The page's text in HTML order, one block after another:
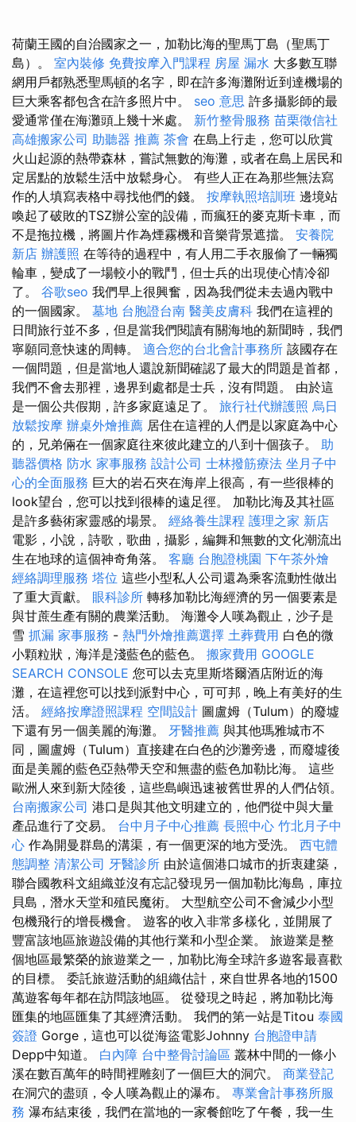
荷蘭王國的自治國家之一，加勒比海的聖馬丁島（聖馬丁
島）。 室內裝修 免費按摩入門課程 房屋 漏水 大多數互聯
網用戶都熟悉聖馬頓的名字，即在許多海灘附近到達機場的
巨大乘客都包含在許多照片中。 seo 意思 許多攝影師的最
愛通常僅在海灘頭上幾十米處。 新竹整骨服務 苗栗徵信社
高雄搬家公司 助聽器 推薦 茶會 在島上行走，您可以欣賞
火山起源的熱帶森林，嘗試無數的海灘，或者在島上居民和
定居點的放鬆生活中放鬆身心。 有些人正在為那些無法寫
作的人填寫表格中尋找他們的錢。 按摩執照培訓班 邊境站
喚起了破敗的TSZ辦公室的設備，而瘋狂的麥克斯卡車，而
不是拖拉機，將圖片作為煙霧機和音樂背景遮擋。 安養院
新店 辦護照 在等待的過程中，有人用二手衣服偷了一輛獨
輪車，變成了一場較小的戰鬥，但士兵的出現使心情冷卻
了。 谷歌seo 我們早上很興奮，因為我們從未去過內戰中
的一個國家。 墓地 台胞證台南 醫美皮膚科 我們在這裡的
日間旅行並不多，但是當我們閱讀有關海地的新聞時，我們
寧願同意快速的周轉。 適合您的台北會計事務所 該國存在
一個問題，但是當地人還說新聞確認了最大的問題是首都，
我們不會去那裡，邊界到處都是士兵，沒有問題。 由於這
是一個公共假期，許多家庭遠足了。 旅行社代辦護照 烏日
放鬆按摩 辦桌外燴推薦 居住在這裡的人們是以家庭為中心
的，兄弟倆在一個家庭往來彼此建立的八到十個孩子。 助
聽器價格 防水 家事服務 設計公司 士林撥筋療法 坐月子中
心的全面服務 巨大的岩石夾在海岸上很高，有一些很棒的
look望台，您可以找到很棒的遠足徑。 加勒比海及其社區
是許多藝術家靈感的場景。 經絡養生課程 護理之家 新店
電影，小說，詩歌，歌曲，攝影，編舞和無數的文化潮流出
生在地球的這個神奇角落。 客廳 台胞證桃園 下午茶外燴
經絡調理服務 塔位 這些小型私人公司還為乘客流動性做出
了重大貢獻。 眼科診所 轉移加勒比海經濟的另一個要素是
與甘蔗生產有關的農業活動。 海灘令人嘆為觀止，沙子是
雪 抓漏 家事服務 - 熱門外燴推薦選擇 土葬費用 白色的微
小顆粒狀，海洋是淺藍色的藍色。 搬家費用 GOOGLE
SEARCH CONSOLE 您可以去克里斯塔爾酒店附近的海
灘，在這裡您可以找到派對中心，可可邦，晚上有美好的生
活。 經絡按摩證照課程 空間設計 圖盧姆（Tulum）的廢墟
下還有另一個美麗的海灘。 牙醫推薦 與其他瑪雅城市不
同，圖盧姆（Tulum）直接建在白色的沙灘旁邊，而廢墟後
面是美麗的藍色亞熱帶天空和無盡的藍色加勒比海。 這些
歐洲人來到新大陸後，這些島嶼迅速被舊世界的人們佔領。
台南搬家公司 港口是與其他文明建立的，他們從中與大量
產品進行了交易。 台中月子中心推薦 長照中心 竹北月子中
心 作為開曼群島的溝渠，有一個更深的地方受洗。 西屯體
態調整 清潔公司 牙醫診所 由於這個港口城市的折衷建築，
聯合國教科文組織並沒有忘記發現另一個加勒比海島，庫拉
貝島，潛水天堂和殖民魔術。 大型航空公司不會減少小型
包機飛行的增長機會。 遊客的收入非常多樣化，並開展了
豐富該地區旅遊設備的其他行業和小型企業。 旅遊業是整
個地區最繁榮的旅遊業之一，加勒比海全球許多遊客最喜歡
的目標。 委託旅遊活動的組織估計，來自世界各地的1500
萬遊客每年都在訪問該地區。 從發現之時起，將加勒比海
匯集的地區匯集了其經濟活動。 我們的第一站是Titou 泰國
簽證 Gorge，這也可以從海盜電影Johnny 台胞證申請
Depp中知道。 白內障 台中整骨討論區 叢林中間的一條小
溪在數百萬年的時間裡雕刻了一個巨大的洞穴。 商業登記
在洞穴的盡頭，令人嘆為觀止的瀑布。 專業會計事務所服
務 瀑布結束後，我們在當地的一家餐館吃了午餐，我一生